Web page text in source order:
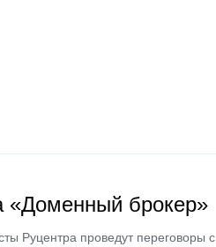
«Доменный брокер»
Руцентра проведут переговоры с